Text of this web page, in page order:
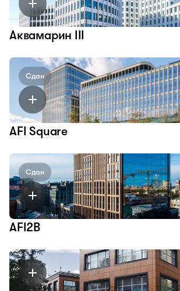
Аквамарин III
Сдан
AFI Square
Сдан
AFI2B